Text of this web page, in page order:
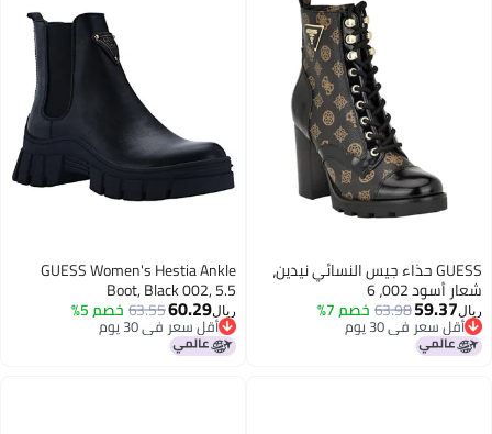
GUESS حذاء جيس النسائي نيدين،
شعار أسود 002، 6
ريال59.37
63.98خصم 7%
أقل سعر في 30 يوم
أقل سعر في 30 يوم
GUESS Women's Hestia Ankle
Boot, Black 002, 5.5
ريال60.29
63.55خصم 5%
أقل سعر في 30 يوم
أقل سعر في 30 يوم